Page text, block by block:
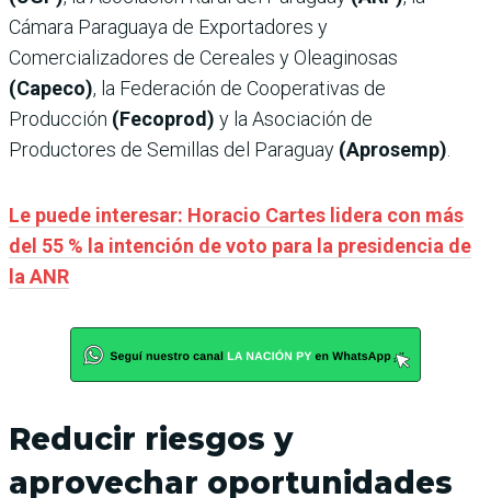
Cámara Paraguaya de Exportadores y
Comercializadores de Cereales y Oleaginosas
(Capeco), la Federación de Cooperativas de
Producción (Fecoprod) y la Asociación de
Productores de Semillas del Paraguay (Aprosemp)
Le puede interesar: Horacio Cartes lidera con más
del 55 % la intención de voto para la presidencia de
la ANR
Reducir riesgos y
aprovechar oportunidades